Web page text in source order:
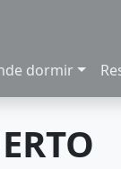
dormir